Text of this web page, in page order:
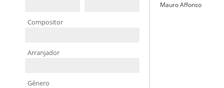
Compositor
Arranjador
Gênero
Mauro Affonso